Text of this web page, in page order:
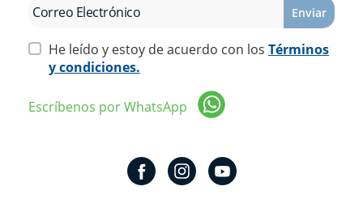
Enviar
He leído y estoy de acuerdo con los Términos
y condiciones.
Escríbenos por WhatsApp